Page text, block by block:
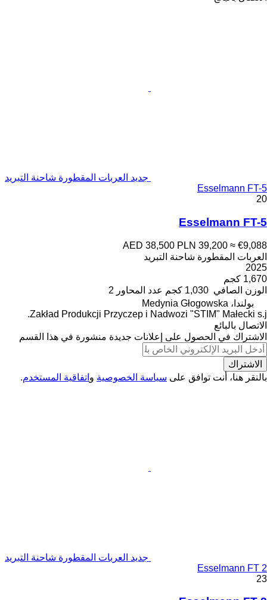
جديد العربات المقطورة شاحنة التبريد
Esselmann FT-5
20
Esselmann FT-5
AED 38,500 PLN 39,200 ≈ €9,088
العربات المقطورة شاحنة التبريد
2025
1,670 كجم
الوزن الصافي 1,030 كجم عدد المحاور 2
بولندا، Medynia Głogowska
Zakład Produkcji Przyczep i Nadwozi "STIM" Małecki s.j.
الاتصال بالبائع
الاشتراك في الحصول على إعلانات جديدة منشورة في هذا القسم
الاشتراك
بالنقر هنا، أنت توافق على سياسة الخصوصية و اتفاقية المستخدم.
جديد العربات المقطورة شاحنة التبريد
Esselmann FT 2
23